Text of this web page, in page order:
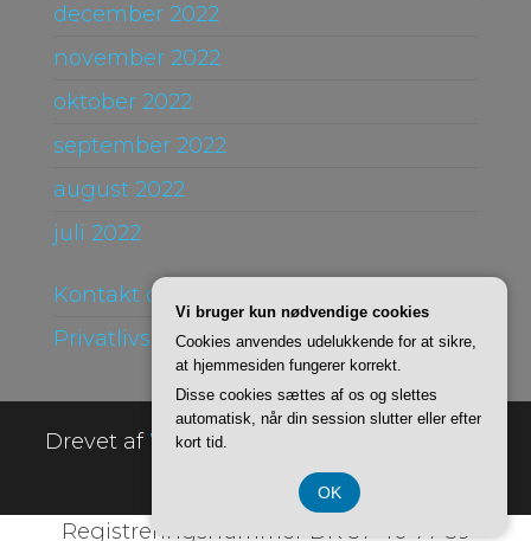
december 2022
november 2022
oktober 2022
september 2022
august 2022
juli 2022
Kontakt og Om
Privatlivspolitik
Drevet afWordPress
Registreringsnummer DK 37 40 77 39
Vi bruger kun nødvendige cookies
Cookies anvendes udelukkende for at sikre,
at hjemmesiden fungerer korrekt.
Disse cookies sættes af os og slettes
automatisk, når din session slutter eller efter
kort tid.
OK